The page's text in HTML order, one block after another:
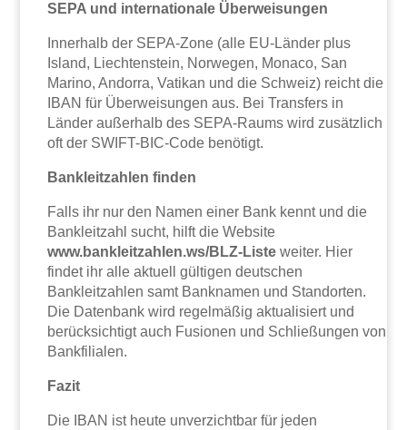
SEPA und internationale Überweisungen
Innerhalb der SEPA-Zone (alle EU-Länder plus
Island, Liechtenstein, Norwegen, Monaco, San
Marino, Andorra, Vatikan und die Schweiz) reicht die
IBAN für Überweisungen aus. Bei Transfers in
Länder außerhalb des SEPA-Raums wird zusätzlich
oft der SWIFT-BIC-Code benötigt.
Bankleitzahlen finden
Falls ihr nur den Namen einer Bank kennt und die
Bankleitzahl sucht, hilft die Website
www.bankleitzahlen.ws/BLZ-Liste weiter. Hier
findet ihr alle aktuell gültigen deutschen
Bankleitzahlen samt Banknamen und Standorten.
Die Datenbank wird regelmäßig aktualisiert und
berücksichtigt auch Fusionen und Schließungen von
Bankfilialen.
Fazit
Die IBAN ist heute unverzichtbar für jeden